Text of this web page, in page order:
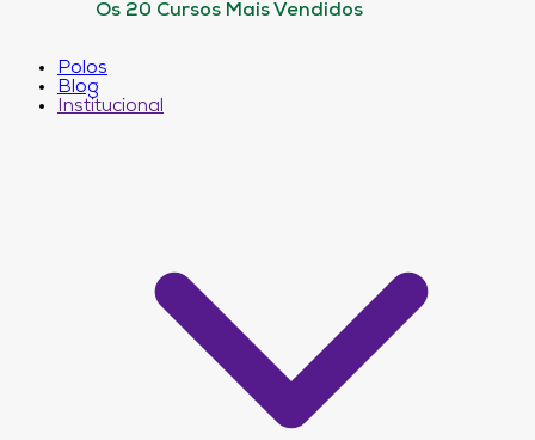
Os 20 Cursos Mais Vendidos
Polos
Blog
Institucional